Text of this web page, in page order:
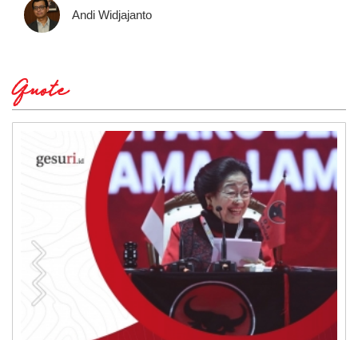
Andi Widjajanto
Quote